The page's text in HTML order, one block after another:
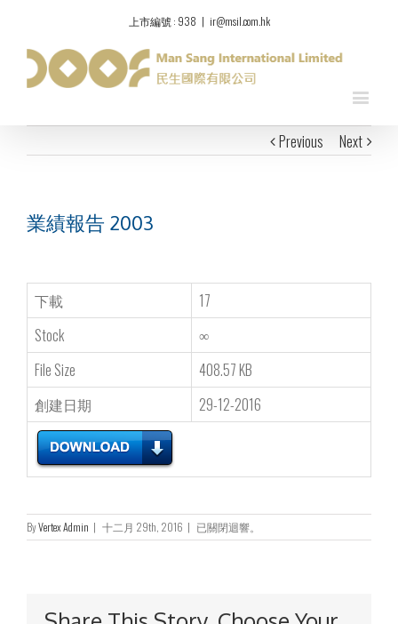
上市編號 : 938 | ir@msil.com.hk
Previous Next
業績報告 2003
下載
17
Stock
∞
File Size
408.57 KB
創建日期
29-12-2016
ByVertex Admin | 十二月 29th, 2016 | 業
績
已關閉迴響。